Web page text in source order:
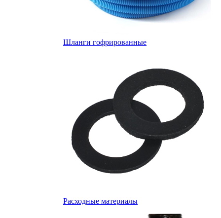
Шланги гофрированные
Расходные материалы